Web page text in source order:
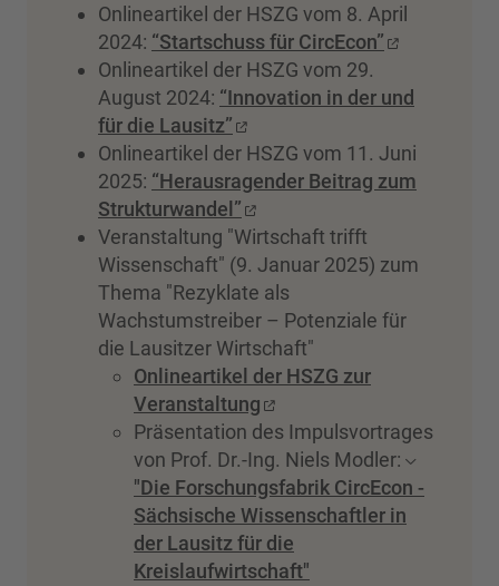
Onlineartikel der HSZG vom 8. April
2024: “Startschuss für CircEcon”
Onlineartikel der HSZG vom 29.
August 2024: “Innovation in der und
für die Lausitz”
Onlineartikel der HSZG vom 11. Juni
2025: “Herausragender Beitrag zum
Strukturwandel”
Veranstaltung "Wirtschaft trifft
Wissenschaft" (9. Januar 2025) zum
Thema "Rezyklate als
Wachstumstreiber – Potenziale für
die Lausitzer Wirtschaft"
Onlineartikel der HSZG zur
Veranstaltung
Präsentation des Impulsvortrages
von Prof. Dr.-Ing. Niels Modler:
"Die Forschungsfabrik CircEcon -
Sächsische Wissenschaftler in
der Lausitz für die
Kreislaufwirtschaft"